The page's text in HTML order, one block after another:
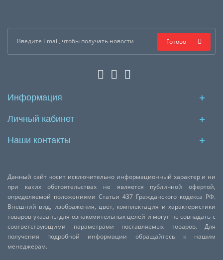
Готово
Информация
Личный кабинет
Наши контакты
Данный сайт носит исключительно информационный характер и ни
при каких обстоятельствах не является публичной офертой,
определяемой положениями Статьи 437 Гражданского кодекса РФ.
Внешний вид, изображения, цвет, комплектация и характеристики
товаров указаны для ознакомительных целей и могут не совпадать с
соответствующими параметрами поставляемых товаров. Для
получения подробной информации обращайтесь к нашим
менеджерам.